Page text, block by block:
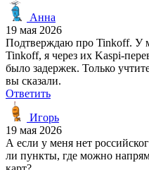
Анна
19 мая 2026
Подтверждаю про Tinkoff. У
Tinkoff, я через их Kaspi-
было задержек. Только
вы сказали.
Ответить
Игорь
19 мая 2026
А если у меня нет
ли пункты, где можно